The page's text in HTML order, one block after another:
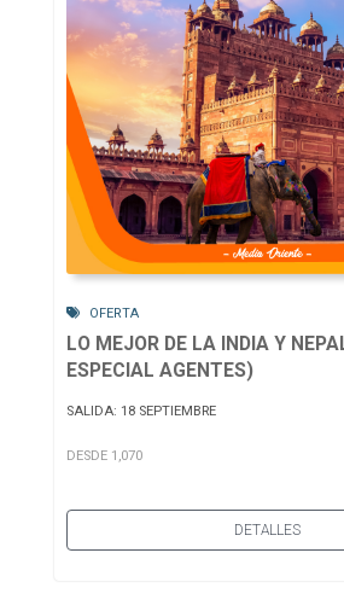
OFERTA
LO MEJOR DE LA INDIA Y
ESPECIAL AGENTES)
SALIDA: 18 SEPTIEMBRE
DESDE 1,070
DETALLES